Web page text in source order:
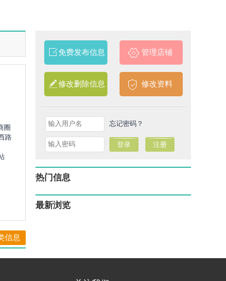
圈
路
信息
免费发布信息 管理店铺
修改删除信息 修改资料
忘记密码？
热门信息
最新浏览